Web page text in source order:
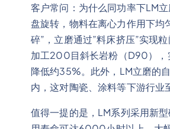
客户常问：为什么同功率下LM
盘旋转，物料在离心力作用下
碎”，立磨通过”料床挤压”实现
加工200目斜长岩粉（D90），
降低约35%。此外，LM立磨的
内，这对陶瓷、涂料等下游行业
值得一提的是，LM系列采用新